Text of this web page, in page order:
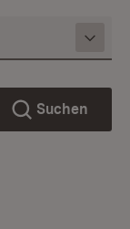
Suchen